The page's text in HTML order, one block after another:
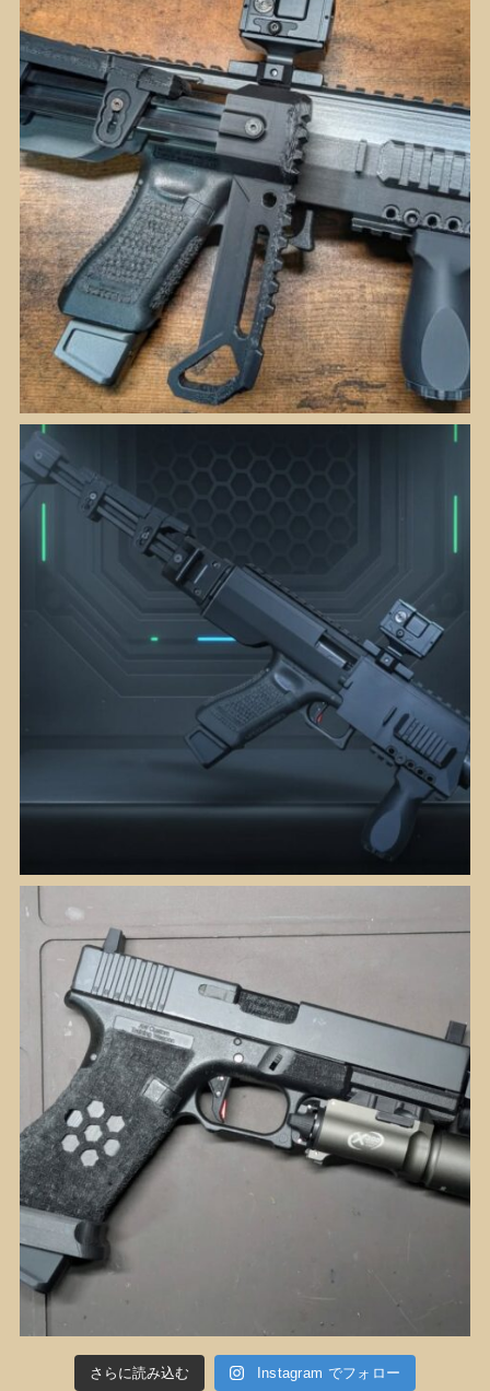
さらに読み込む Instagram でフォロー